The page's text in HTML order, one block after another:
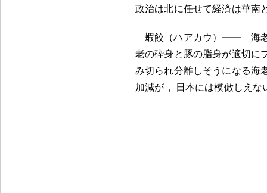
政治は北に任せて経済は華南
蝦餃（ハアカウ）―― 海
老の砕身と豚の脂身が適切に
み切られ分離しそうになる海
加減が ， 日本には模倣しえな